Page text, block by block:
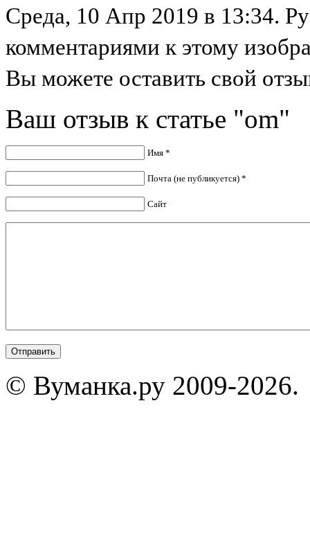
Среда, 10 Апр 2019 в 13:34.
комментариями к этому
Вы можете оставить свой
Ваш отзыв к статье "om"
Имя *
Почта (не публикуется) *
Сайт
© Вуманка.ру 2009-2026.